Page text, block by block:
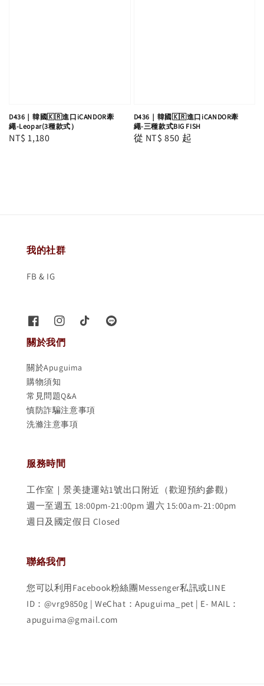
D436｜韓國🇰🇷進口iCANDOR牽
繩-Leopar(3種款式）
Regular
NT$ 1,180
D436｜韓國🇰🇷進口iCANDOR牽
繩-三種款式BIG FISH
Regular
從 NT$ 850 起
我的社群
FB & IG
關於我們
關於Apuguima
購物須知
常見問題Q&A
慎防詐騙注意事項
洗滌注意事項
服務時間
工作室｜景美捷運站1號出口附近（歡迎預約參觀）
週一至週五 18:00pm-21:00pm 週六 15:00am-21:00pm
週日及國定假日 Closed
聯絡我們
您可以利用Facebook粉絲團Messenger私訊或LINE
ID：@vrg9850g | WeChat：Apuguima_pet | E- MAIL：
apuguima@gmail.com